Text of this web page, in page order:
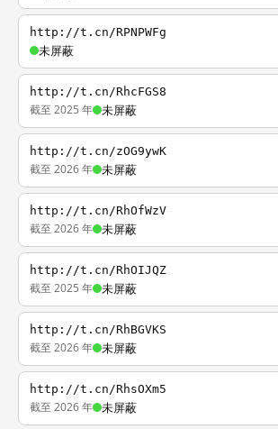
http://t.cn/RPNPWFg
未屏蔽
http://t.cn/RhcFGS8
截至 2025 年 未屏蔽
http://t.cn/zOG9ywK
截至 2026 年 未屏蔽
http://t.cn/RhOfWzV
截至 2026 年 未屏蔽
http://t.cn/RhOIJQZ
截至 2025 年 未屏蔽
http://t.cn/RhBGVKS
截至 2026 年 未屏蔽
http://t.cn/RhsOXm5
截至 2026 年 未屏蔽